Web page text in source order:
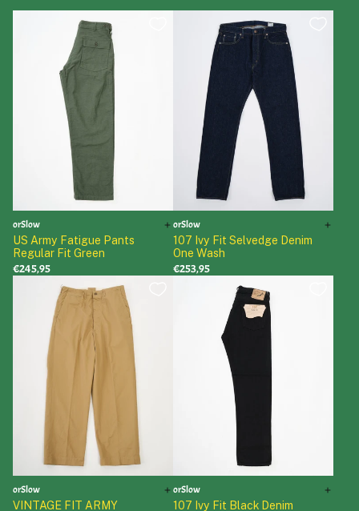
orSlow
US Army Fatigue Pants
Regular Fit Green
€245,95
orSlow
107 Ivy Fit Selvedge Denim
One Wash
€253,95
orSlow
VINTAGE FIT ARMY
orSlow
107 Ivy Fit Black Denim